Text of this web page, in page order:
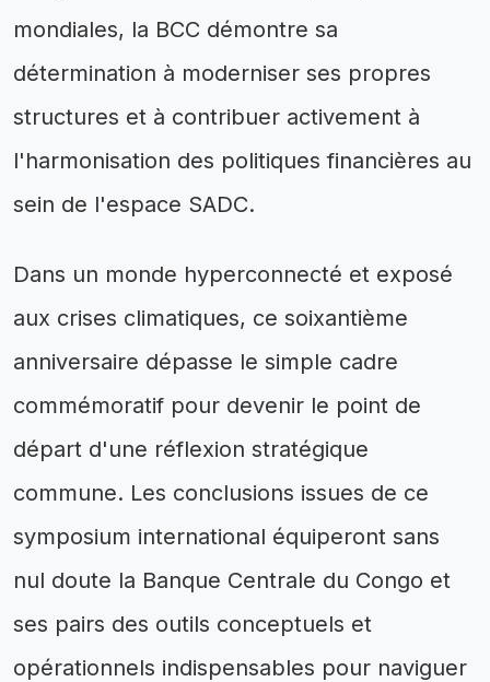
mondiales, la BCC démontre sa
détermination à moderniser ses propres
structures et à contribuer activement à
l'harmonisation des politiques financières au
sein de l'espace SADC.
Dans un monde hyperconnecté et exposé
aux crises climatiques, ce soixantième
anniversaire dépasse le simple cadre
commémoratif pour devenir le point de
départ d'une réflexion stratégique
commune. Les conclusions issues de ce
symposium international équiperont sans
nul doute la Banque Centrale du Congo et
ses pairs des outils conceptuels et
opérationnels indispensables pour naviguer